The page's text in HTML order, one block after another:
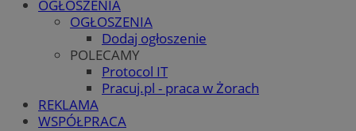
OGŁOSZENIA
OGŁOSZENIA
Dodaj ogłoszenie
POLECAMY
Protocol IT
Pracuj.pl - praca w Żorach
REKLAMA
WSPÓŁPRACA